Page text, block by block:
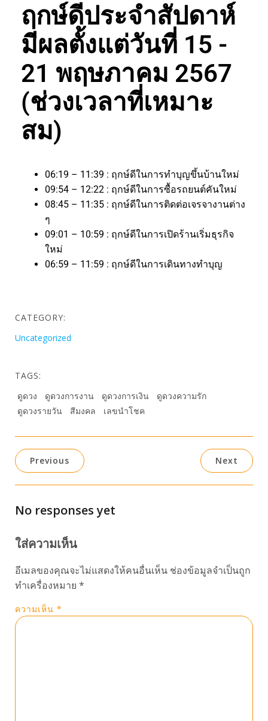
ฤกษ์ดีประจำสัปดาห์
มีผลตั้งแต่วันที่ 15 -
21 พฤษภาคม 2567
(ช่วงเวลาที่เหมาะ
สม)
06:19 – 11:39 : ฤกษ์ดีในการทำบุญขึ้นบ้านใหม่
09:54 – 12:22 : ฤกษ์ดีในการซื้อรถยนต์คันใหม่
08:45 – 11:35 : ฤกษ์ดีในการติดต่อเจรจางานต่าง
ๆ
09:01 – 10:59 : ฤกษ์ดีในการเปิดร้านเริ่มธุรกิจ
ใหม่
06:59 – 11:59 : ฤกษ์ดีในการเดินทางทำบุญ
CATEGORY:
Uncategorized
TAGS:
ดูดวง
ดูดวงการงาน ดูดวงการเงิน
ดูดวงความรัก
ดูดวงรายวัน
สีมงคล เลขนำโชค
Previous Next
No responses yet
ใส่ความเห็น
อีเมลของคุณจะไม่แสดงให้คนอื่นเห็น ช่องข้อมูลจำเป็นถูก
ทำเครื่องหมาย *
ความเห็น *